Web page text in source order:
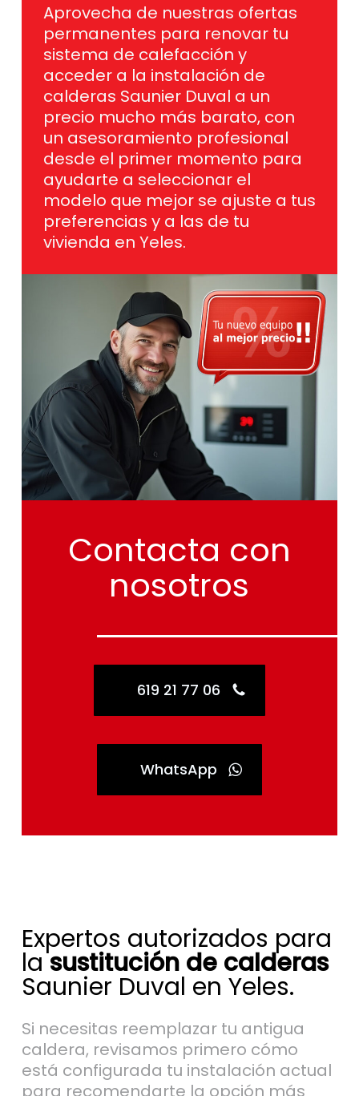
Aprovecha de nuestras ofertas
permanentes para renovar tu
sistema de calefacción y
acceder a la instalación de
calderas Saunier Duval a un
precio mucho más barato, con
un asesoramiento profesional
desde el primer momento para
ayudarte a seleccionar el
modelo que mejor se ajuste a tus
preferencias y a las de tu
vivienda en Yeles.
Contacta con
nosotros
619 21 77 06
WhatsApp
Expertos autorizados para
lasustitución de calderas
Saunier Duval en Yeles.
Si necesitas reemplazar tu antigua
caldera, revisamos primero cómo
está configurada tu instalación actual
para recomendarte la opción más